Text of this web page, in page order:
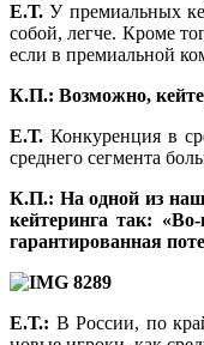
Е.Т. У премиальных
собой, легче. Кроме
если в премиальной
К.П.: Возможно,
Е.Т. Конкуренция в
среднего сегмента
К.П.: На одной из
кейтеринга так:
гарантированная
Е.Т.: В России, по